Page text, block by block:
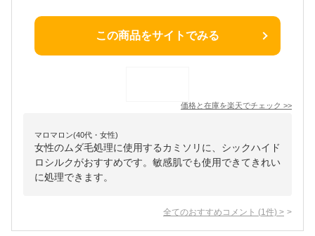
この商品をサイトでみる
価格と在庫を楽天でチェック >>
マロマロン(40代・女性)
女性のムダ毛処理に使用するカミソリに、シックハイド
ロシルクがおすすめです。敏感肌でも使用できてきれい
に処理できます。
全てのおすすめコメント (1 件) >